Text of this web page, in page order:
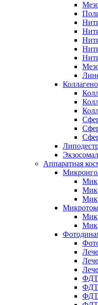
Аппаратная
ФДТ
ФДТ
ФДТ